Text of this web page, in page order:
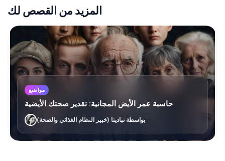
المزيد من القصص لك
مواضيع
حاسبة عمر الأيض المجانية: تقدير صحتك الأيضية
بواسطة نباديتا (خبير النظام الغذائي والصحة)